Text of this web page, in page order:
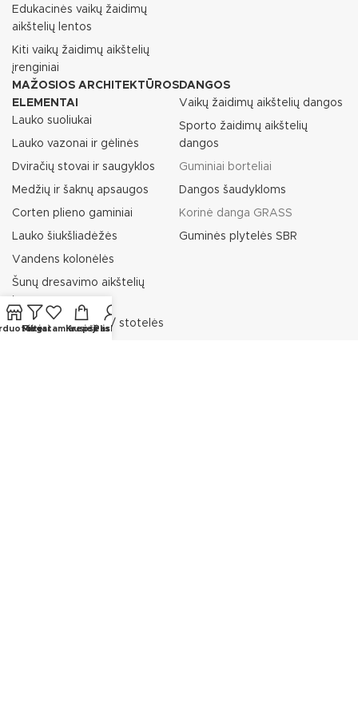
Edukacinės vaikų žaidimų
aikštelių lentos
Kiti vaikų žaidimų aikštelių
įrenginiai
MAŽOSIOS ARCHITEKTŪROS
ELEMENTAI
Lauko suoliukai
Lauko vazonai ir gėlinės
Dviračių stovai ir saugyklos
Medžių ir šaknų apsaugos
Corten plieno gaminiai
Lauko šiukšliadėžės
Vandens kolonėlės
Šunų dresavimo aikštelių
įranga
Rūkymo paviljonai / stotelės
DANGOS
Vaikų žaidimų aikštelių dangos
Sporto žaidimų aikštelių
dangos
Guminiai borteliai
Dangos šaudykloms
Korinė danga GRASS
Guminės plytelės SBR
Filtrai
Mėgstamiausieji
KrepšelisPaskyra